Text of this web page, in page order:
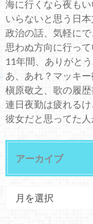
海に行くなら夜もい
いらないと思う日本
政治の話、気軽にで
思わぬ方向に行って
11年間、ありがとう
あ、あれ？マッキー
槇原敬之、歌の履歴
連日夜勤は疲れるけ
彼女だと思ってた人
アーカイブ